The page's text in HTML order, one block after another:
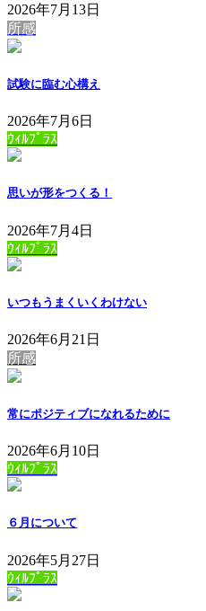
2026年7月13日
所感
試験に臨む心構え
2026年7月6日
ｳｨﾙﾌﾟﾗｽ
思いが形をつくる！
2026年7月4日
ｳｨﾙﾌﾟﾗｽ
いつもうまくいくわけない
2026年6月21日
所感
常にポジティブになれるために
2026年6月10日
ｳｨﾙﾌﾟﾗｽ
６月について
2026年5月27日
ｳｨﾙﾌﾟﾗｽ